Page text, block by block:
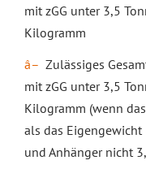
mit zGG unter 3,5
Kilogramm
Zulässiges
mit zGG unter 3,5
Kilogramm (wenn
als das Eigengewicht
und Anhänger nicht